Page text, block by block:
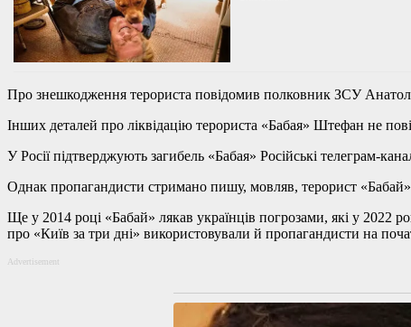
Про знешкодження терориста повідомив полковник ЗСУ
Інших деталей про ліквідацію терориста «Бабая» Штефан не
У Росії підтверджують загибель «Бабая» Російські телеграм-
Однак пропагандисти стримано пишу, мовляв, терорист
Ще у 2014 році «Бабай» лякав українців погрозами, які у 2022
про «Київ за три дні» використовували й пропагандисти на
Advertisement